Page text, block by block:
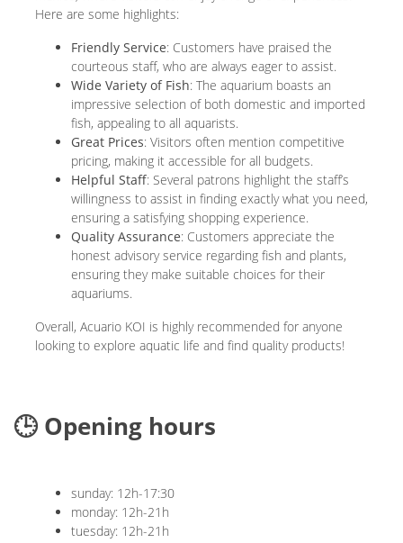
Here are some highlights:
Friendly Service: Customers have praised the
courteous staff, who are always eager to assist.
Wide Variety of Fish: The aquarium boasts an
impressive selection of both domestic and imported
fish, appealing to all aquarists.
Great Prices: Visitors often mention competitive
pricing, making it accessible for all budgets.
Helpful Staff: Several patrons highlight the staff’s
willingness to assist in finding exactly what you need,
ensuring a satisfying shopping experience.
Quality Assurance: Customers appreciate the
honest advisory service regarding fish and plants,
ensuring they make suitable choices for their
aquariums.
Overall, Acuario KOI is highly recommended for anyone
looking to explore aquatic life and find quality products!
🕒 Opening hours
sunday: 12h-17:30
monday: 12h-21h
tuesday: 12h-21h